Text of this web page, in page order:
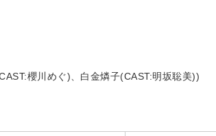
櫻川めぐ)、白金燐子(CAST:明坂聡美))